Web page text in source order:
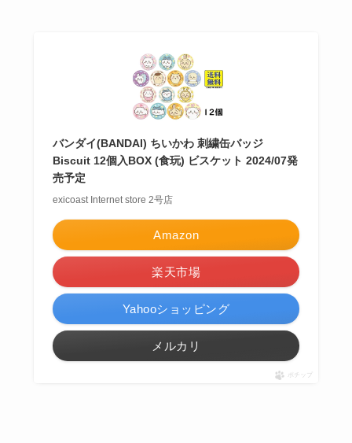
バンダイ(BANDAI) ちいかわ 刺繍缶バッジ
Biscuit 12個入BOX (食玩) ビスケット 2024/07発
売予定
exicoast Internet store 2号店
Amazon
楽天市場
Yahooショッピング
メルカリ
ポチップ